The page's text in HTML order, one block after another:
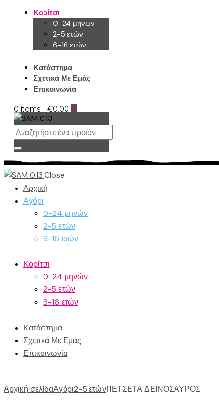
Κορίτσι
0-24 μηνών
2-5 ετών
6-16 ετών
Κατάστημα
Σχετικά Με Εμάς
Επικοινωνία
0 items -€0.00 0
Close
Αρχική
Αγόρι
0-24 μηνών
2-5 ετών
6-16 ετών
Κορίτσι
0-24 μηνών
2-5 ετών
6-16 ετών
Κατάστημα
Σχετικά Με Εμάς
Επικοινωνία
Αρχική σελίδαΑγόρι2-5 ετώνΠΕΤΣΕΤΑ ΔΕΙΝΟΣΑΥΡΟΣ